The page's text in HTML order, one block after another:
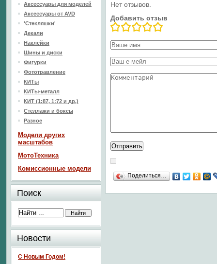
Нет отзывов.
Добавить отзыв
Поделиться…
Аксессуары для моделей
Аксессуары от AVD
'Стекляшки'
Декали
Наклейки
Шины и диски
Фигурки
Фототравление
КИТы
КИТы-металл
КИТ (1:87, 1:72 и др.)
Стеллажи и боксы
Разное
Модели других
масштабов
МотоТехника
Комиссионные модели
Поиск
Новости
С Новым Годом!